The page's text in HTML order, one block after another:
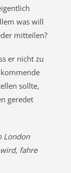
was will
mitteilen?
er nicht zu
sollte,
geredet
London
fahre